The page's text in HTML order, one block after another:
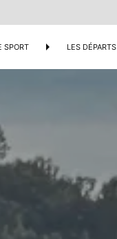
SPORT arrow_right LES DÉPARTS